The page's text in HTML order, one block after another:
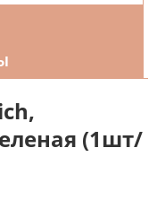
(1шт/